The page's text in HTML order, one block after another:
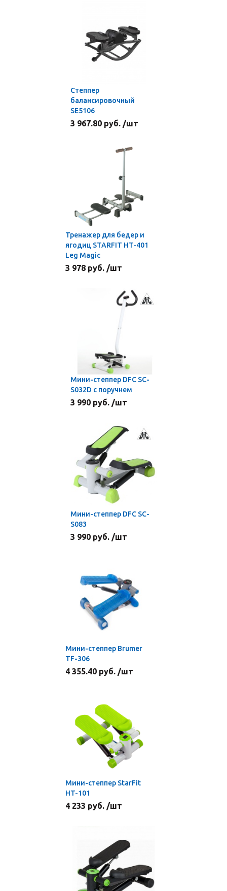
Степпер
балансировочный
SE5106
3 967.80 руб. /шт
Тренажер для бедер и
ягодиц STARFIT HT-401
Leg Magic
3 978 руб. /шт
Мини-степпер DFC SC-
S032D с поручнем
3 990 руб. /шт
Мини-степпер DFC SC-
S083
3 990 руб. /шт
Мини-степпер Brumer
TF-306
4 355.40 руб. /шт
Мини-степпер StarFit
HT-101
4 233 руб. /шт